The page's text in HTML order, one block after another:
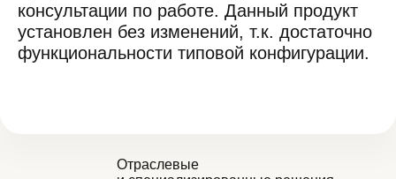
консультации по работе. Данный продукт
установлен без изменений, т.к. достаточно
функциональности типовой конфигурации.
Отраслевые